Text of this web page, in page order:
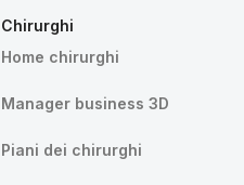
Chirurghi
Home chirurghi
Manager business 3D
Piani dei chirurghi